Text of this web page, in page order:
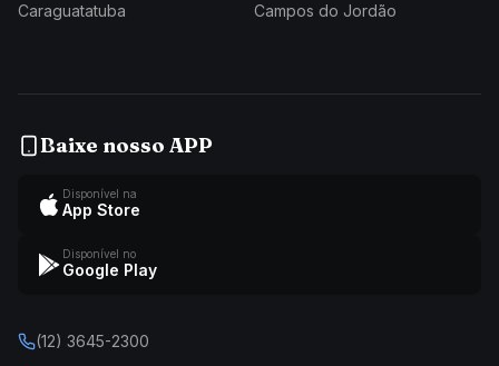
Caraguatatuba Campos do Jordão
Baixe nosso APP
Disponível na
App Store
Disponível no
Google Play
(12) 3645-2300